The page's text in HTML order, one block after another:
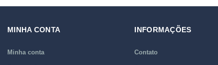
MINHA CONTA
Minha conta
INFORMAÇÕES
Contato